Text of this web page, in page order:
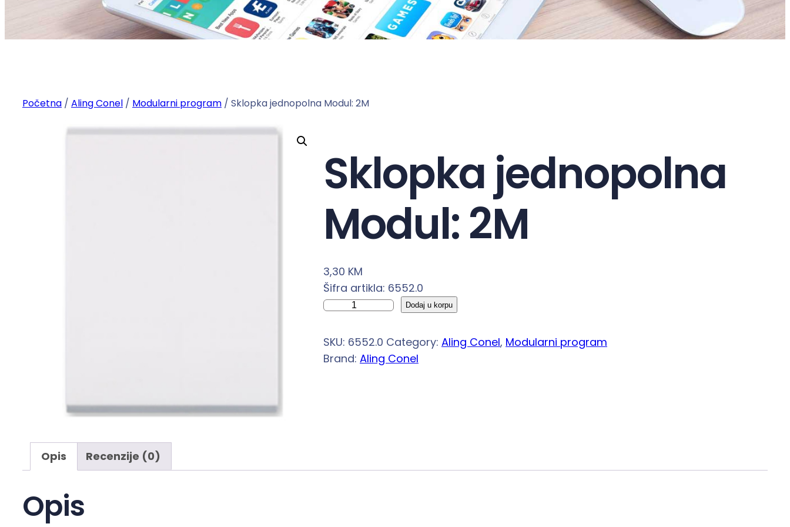
Početna / Aling Conel / Modularni program / Sklopka jednopolna Modul: 2M
Sklopka jednopolna
Modul: 2M
3,30 KM
Šifra artikla: 6552.0
S
l
o
n
Dodaj u korpu
SKU: 6552.0 Category: Aling Conel, Modularni program
Brand: Aling Conel
Opis Recenzije (0)
Opis